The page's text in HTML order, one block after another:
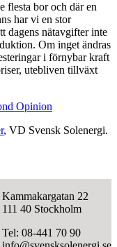
flesta bor och där en
har vi en stor
dagens nätavgifter inte
Om inget ändras
i förnybar kraft
utebliven tillväxt
Opinion
, VD Svensk Solenergi.
Kammakargatan 22
111 40 Stockholm
Tel: 08-441 70 90